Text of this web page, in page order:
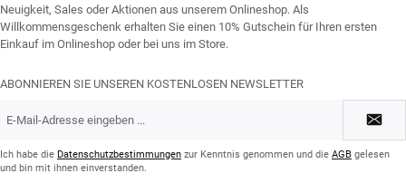
Neuigkeit, Sales oder Aktionen aus unserem Onlineshop. Als
Willkommensgeschenk erhalten Sie einen 10% Gutschein für Ihren ersten
Einkauf im Onlineshop oder bei uns im Store.
ABONNIEREN SIE UNSEREN KOSTENLOSEN NEWSLETTER
Mail-
*Ich habe die Datenschutzbestimmungen zur Kenntnis genommen und die AGB gelesen
und bin mit ihnen einverstanden.